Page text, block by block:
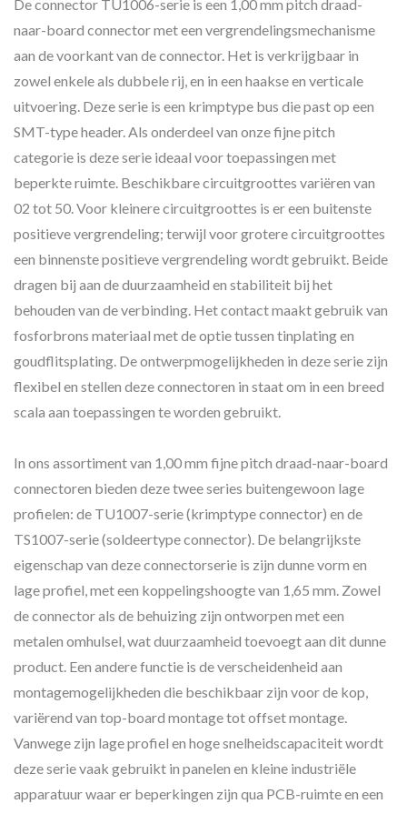
De connector TU1006-serie is een 1,00 mm pitch draad-
naar-board connector met een vergrendelingsmechanisme
aan de voorkant van de connector. Het is verkrijgbaar in
zowel enkele als dubbele rij, en in een haakse en verticale
uitvoering. Deze serie is een krimptype bus die past op een
SMT-type header. Als onderdeel van onze fijne pitch
categorie is deze serie ideaal voor toepassingen met
beperkte ruimte. Beschikbare circuitgroottes variëren van
02 tot 50. Voor kleinere circuitgroottes is er een buitenste
positieve vergrendeling; terwijl voor grotere circuitgroottes
een binnenste positieve vergrendeling wordt gebruikt. Beide
dragen bij aan de duurzaamheid en stabiliteit bij het
behouden van de verbinding. Het contact maakt gebruik van
fosforbrons materiaal met de optie tussen tinplating en
goudflitsplating. De ontwerpmogelijkheden in deze serie zijn
flexibel en stellen deze connectoren in staat om in een breed
scala aan toepassingen te worden gebruikt.
In ons assortiment van 1,00 mm fijne pitch draad-naar-board
connectoren bieden deze twee series buitengewoon lage
profielen: de TU1007-serie (krimptype connector) en de
TS1007-serie (soldeertype connector). De belangrijkste
eigenschap van deze connectorserie is zijn dunne vorm en
lage profiel, met een koppelingshoogte van 1,65 mm. Zowel
de connector als de behuizing zijn ontworpen met een
metalen omhulsel, wat duurzaamheid toevoegt aan dit dunne
product. Een andere functie is de verscheidenheid aan
montagemogelijkheden die beschikbaar zijn voor de kop,
variërend van top-board montage tot offset montage.
Vanwege zijn lage profiel en hoge snelheidscapaciteit wordt
deze serie vaak gebruikt in panelen en kleine industriële
apparatuur waar er beperkingen zijn qua PCB-ruimte en een